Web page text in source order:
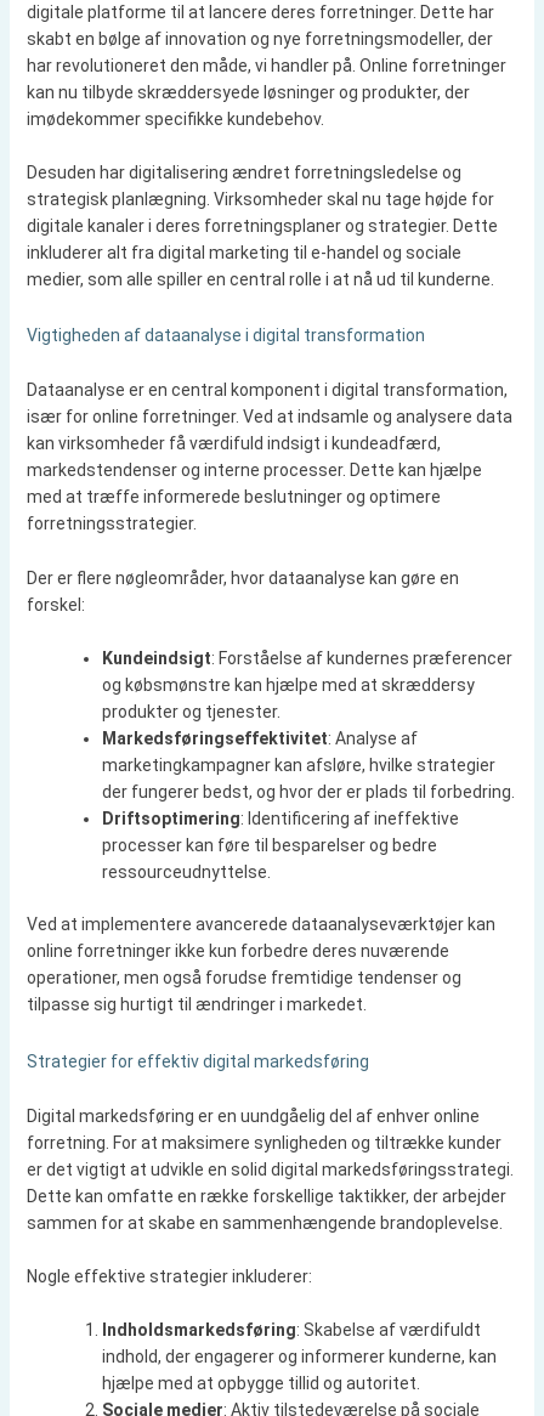
digitale platforme til at lancere deres forretninger. Dette har
skabt en bølge af innovation og nye forretningsmodeller, der
har revolutioneret den måde, vi handler på. Online forretninger
kan nu tilbyde skræddersyede løsninger og produkter, der
imødekommer specifikke kundebehov.
Desuden har digitalisering ændret forretningsledelse og
strategisk planlægning. Virksomheder skal nu tage højde for
digitale kanaler i deres forretningsplaner og strategier. Dette
inkluderer alt fra digital marketing til e-handel og sociale
medier, som alle spiller en central rolle i at nå ud til kunderne.
Vigtigheden af dataanalyse i digital transformation
Dataanalyse er en central komponent i digital transformation,
især for online forretninger. Ved at indsamle og analysere data
kan virksomheder få værdifuld indsigt i kundeadfærd,
markedstendenser og interne processer. Dette kan hjælpe
med at træffe informerede beslutninger og optimere
forretningsstrategier.
Der er flere nøgleområder, hvor dataanalyse kan gøre en
forskel:
Kundeindsigt: Forståelse af kundernes præferencer
og købsmønstre kan hjælpe med at skræddersy
produkter og tjenester.
Markedsføringseffektivitet: Analyse af
marketingkampagner kan afsløre, hvilke strategier
der fungerer bedst, og hvor der er plads til forbedring.
Driftsoptimering: Identificering af ineffektive
processer kan føre til besparelser og bedre
ressourceudnyttelse.
Ved at implementere avancerede dataanalyseværktøjer kan
online forretninger ikke kun forbedre deres nuværende
operationer, men også forudse fremtidige tendenser og
tilpasse sig hurtigt til ændringer i markedet.
Strategier for effektiv digital markedsføring
Digital markedsføring er en uundgåelig del af enhver online
forretning. For at maksimere synligheden og tiltrække kunder
er det vigtigt at udvikle en solid digital markedsføringsstrategi.
Dette kan omfatte en række forskellige taktikker, der arbejder
sammen for at skabe en sammenhængende brandoplevelse.
Nogle effektive strategier inkluderer:
Indholdsmarkedsføring: Skabelse af værdifuldt
indhold, der engagerer og informerer kunderne, kan
hjælpe med at opbygge tillid og autoritet.
Sociale medier: Aktiv tilstedeværelse på sociale